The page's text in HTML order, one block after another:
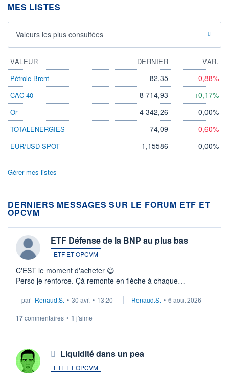
MES LISTES
Valeurs les plus consultées
VALEUR DERNIER
VAR.
Pétrole Brent
82,35 -0,88%
CAC 40 8 714,93 +0,17%
Or 4 342,26 0,00%
TOTALENERGIES 74,09 -0,60%
EUR/USD SPOT 1,15586 0,00%
Gérer mes listes
DERNIERS MESSAGES SUR LE FORUM ETF ET
OPCVM
ETF Défense de la BNP au plus bas
ETF ET OPCVM
C'EST le moment d'acheter 😄​
Perso je renforce. Çà remonte en flèche à chaque
Investissement long terme tip top pour sa retraite.
par Renaud.S. • 30 avr. • 13:20 Renaud.S. • 6 août 2026
17commentaires • 1 j'aime
Liquidité dans un pea
ETF ET OPCVM